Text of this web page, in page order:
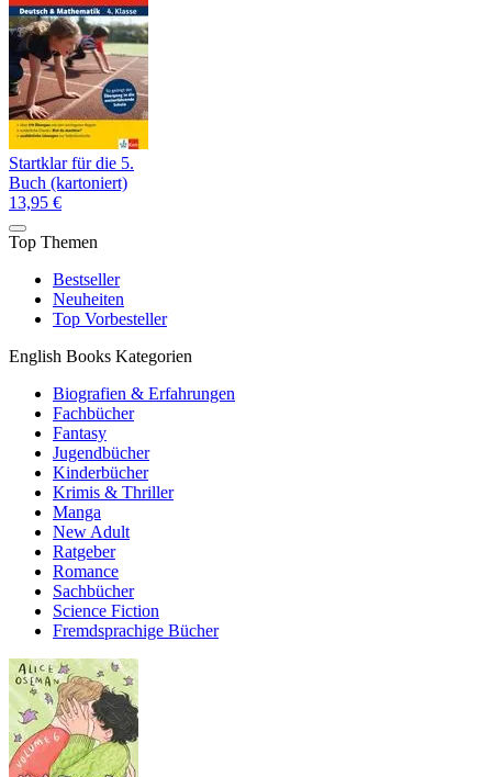
Startklar für die 5.
Buch (kartoniert)
13,95 €
Top Themen
Bestseller
Neuheiten
Top Vorbesteller
English Books Kategorien
Biografien & Erfahrungen
Fachbücher
Fantasy
Jugendbücher
Kinderbücher
Krimis & Thriller
Manga
New Adult
Ratgeber
Romance
Sachbücher
Science Fiction
Fremdsprachige Bücher